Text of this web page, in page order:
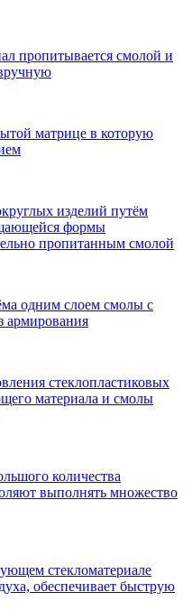
пропитывается смолой и
матрице в которую
изделий путём
формы
пропитанным смолой
одним слоем смолы с
армирования
стеклопластиковых
материала и смолы
количества
выполнять множество
стекломатериале
обеспечивает быструю